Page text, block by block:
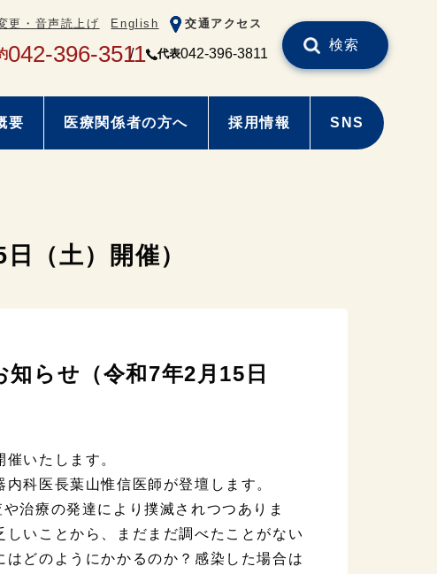
更・音声読上げ English 交通アクセス
042-396-3511 代表042-396-3811
検索
要 医療関係者の方へ 採用情報 SNS
（土）開催）
知らせ（令和7年2月15日
いたします。
内科医長葉山惟信医師が登壇します。
治療の発達により撲滅されつつありま
いことから、まだまだ調べたことがない
どのようにかかるのか？感染した場合は